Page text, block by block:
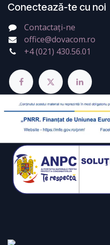
Conectează-te cu noi
Contactați-ne
office@dovacom.ro
+4 (021) 430.56.01